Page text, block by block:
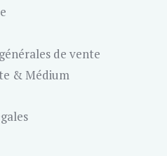
de vente
& Médium